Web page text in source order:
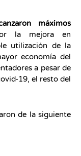
máximos
la mejora en
utilización de la
economía del
a pesar de
19, el resto del
de la siguiente